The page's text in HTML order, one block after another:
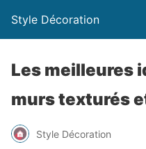
Style Décoration
Les meilleures
murs texturés
Style Décoration